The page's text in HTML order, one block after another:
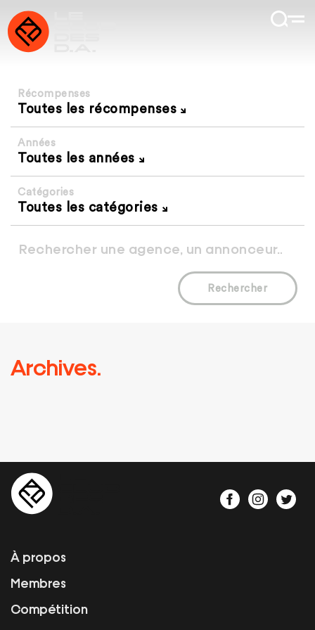
Récompenses
Toutes les récompenses
Années
Toutes les années
Catégories
Toutes les catégories
Rechercher
Archives.
À propos
Membres
Compétition